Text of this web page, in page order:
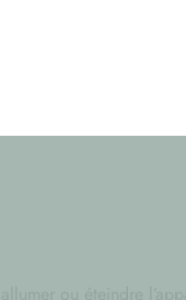
ou éteindre